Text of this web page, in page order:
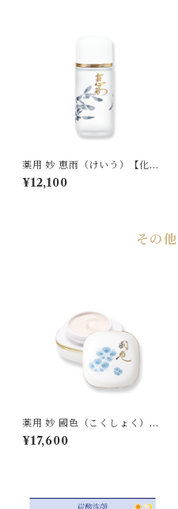
薬用 妙 恵雨（けいう）【化粧
水】
¥12,100
その
薬用 妙 國色（こくしょく）
【保湿クリーム】
¥17,600